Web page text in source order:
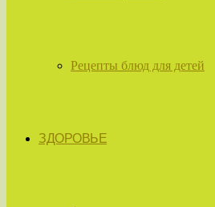
Рецепты блюд для детей
ЗДОРОВЬЕ